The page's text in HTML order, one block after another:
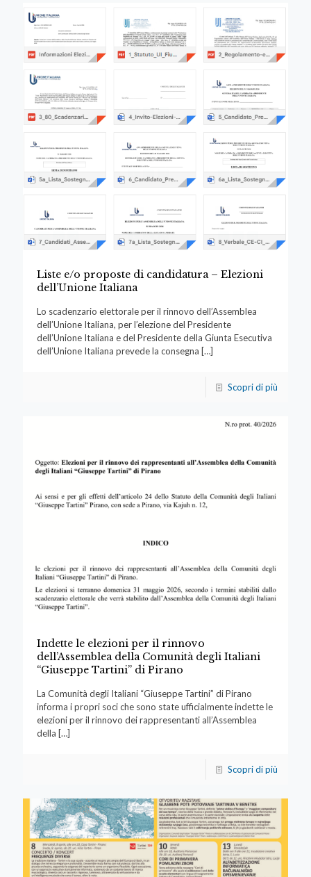
Liste e/o proposte di candidatura – Elezioni
dell’Unione Italiana
Lo scadenzario elettorale per il rinnovo dell’Assemblea
dell’Unione Italiana, per l’elezione del Presidente
dell’Unione Italiana e del Presidente della Giunta Esecutiva
dell’Unione Italiana prevede la consegna […]
Scopri di più
Indette le elezioni per il rinnovo
dell’Assemblea della Comunità degli Italiani
“Giuseppe Tartini” di Pirano
La Comunità degli Italiani “Giuseppe Tartini” di Pirano
informa i propri soci che sono state ufficialmente indette le
elezioni per il rinnovo dei rappresentanti all’Assemblea
della […]
Scopri di più